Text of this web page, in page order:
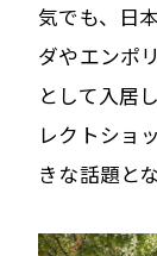
気でも、日
ダやエンポ
として入居
レクトショ
きな話題と